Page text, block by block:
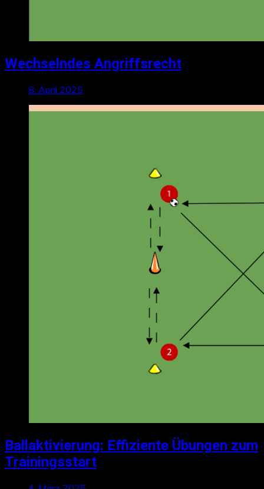
Wechselndes Angriffsrecht
8. April 2025
Ballaktivierung: Effiziente Übungen zum
Trainingsstart